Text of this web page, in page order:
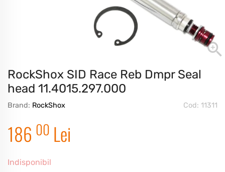
RockShox SID Race Reb Dmpr Seal
head 11.4015.297.000
Brand: RockShox Cod: 11311
186 00 Lei
Indisponibil